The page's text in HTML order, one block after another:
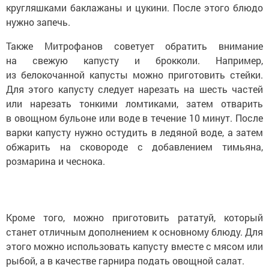
кругляшками баклажаны и цукини. После этого блюдо
нужно запечь.
Также Митрофанов советует обратить внимание
на свежую капусту и брокколи. Например,
из белокочанной капусты можно приготовить стейки.
Для этого капусту следует нарезать на шесть частей
или нарезать тонкими ломтиками, затем отварить
в овощном бульоне или воде в течение 10 минут. После
варки капусту нужно остудить в ледяной воде, а затем
обжарить на сковороде с добавлением тимьяна,
розмарина и чеснока.
Кроме того, можно приготовить рататуй, который
станет отличным дополнением к основному блюду. Для
этого можно использовать капусту вместе с мясом или
рыбой, а в качестве гарнира подать овощной салат.